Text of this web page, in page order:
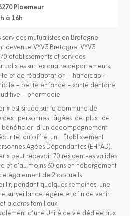
Ploemeur
à 16h
services mutualistes en Bretagne
devenue VYV3 Bretagne. VYV3
établissements et services
sur les quatre départements.
et de réadaptation – handicap -
– petite enfance – santé dentaire
– pharmacie
» est située sur la commune de
des personnes âgées de plus de
d’un accompagnement
qu’offre un Établissement
Agées Dépendantes (EHPAD).
» peut recevoir 70 résident-es valides
et d’au moins 60 ans en hébergement
également de 2 accueils
pendant quelques semaines, une
surveillance légère et afin de venir
aidants familiaux.
d’une Unité de vie dédiée aux